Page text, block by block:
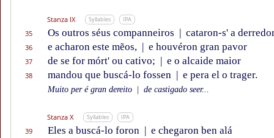
Stanza IX Syllables IPA
35 Os outros séus companneiros | cataron-s' a
36 e acharon este mẽos, | e houvéron gran pavor
37 de se for mórt' ou cativo; | e o alcaide maior
38 mandou que buscá-lo fossen | e pera el o trager.
Muito per é gran dereito de castigado seer...
Stanza X Syllables IPA
39 Eles a buscá-lo foron | e chegaron ben alá